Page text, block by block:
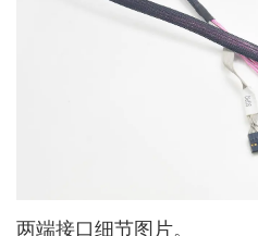
两端接口细节图片。